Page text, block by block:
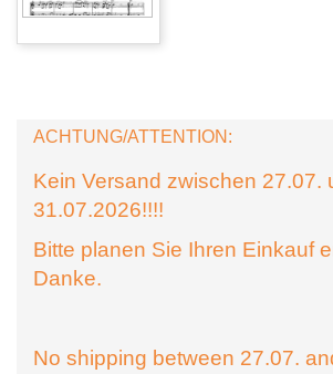
ACHTUNG/ATTENTION:
Kein Versand zwischen 27.07.
31.07.2026!!!!
Bitte planen Sie Ihren Einkauf
Danke.
No shipping between 27.07.